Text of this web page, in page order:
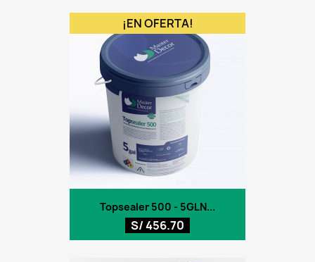
Topsealer 500 - 5GLN...
S/ 456.70
¡EN OFERTA!